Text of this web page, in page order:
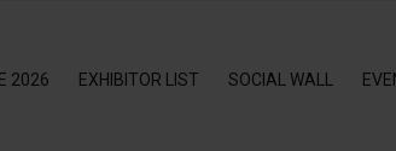
2026 EXHIBITOR LIST SOCIAL WALL